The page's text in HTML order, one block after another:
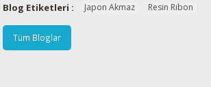
Blog Etiketleri : Japon Akmaz Resin Ribon
Tüm Bloglar